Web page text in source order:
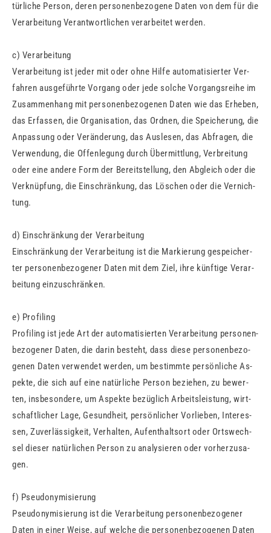
tür­li­che Per­son, deren per­so­nen­be­zo­ge­ne Daten von dem für die
Ver­ar­bei­tung Ver­ant­wort­li­chen ver­ar­bei­tet wer­den.
c) Ver­ar­bei­tung
Ver­ar­bei­tung ist jeder mit oder ohne Hilfe au­to­ma­ti­sier­ter Ver­
fah­ren aus­ge­führ­te Vor­gang oder jede sol­che Vor­gangs­rei­he im
Zu­sam­men­hang mit per­so­nen­be­zo­ge­nen Daten wie das Er­he­ben,
das Er­fas­sen, die Or­ga­ni­sa­ti­on, das Ord­nen, die Spei­che­rung, die
An­pas­sung oder Ver­än­de­rung, das Aus­le­sen, das Ab­fra­gen, die
Ver­wen­dung, die Of­fen­le­gung durch Über­mitt­lung, Ver­brei­tung
oder eine an­de­re Form der Be­reit­stel­lung, den Ab­gleich oder die
Ver­knüp­fung, die Ein­schrän­kung, das Lö­schen oder die Ver­nich­
tung.
d) Ein­schrän­kung der Ver­ar­bei­tung
Ein­schrän­kung der Ver­ar­bei­tung ist die Mar­kie­rung ge­spei­cher­
ter per­so­nen­be­zo­ge­ner Daten mit dem Ziel, ihre künf­ti­ge Ver­ar­
bei­tung ein­zu­schrän­ken.
e) Pro­filing
Pro­filing ist jede Art der au­to­ma­ti­sier­ten Ver­ar­bei­tung per­so­nen­
be­zo­ge­ner Daten, die darin be­steht, dass diese per­so­nen­be­zo­
ge­nen Daten ver­wen­det wer­den, um be­stimm­te per­sön­li­che As­
pek­te, die sich auf eine na­tür­li­che Per­son be­zie­hen, zu be­wer­
ten, ins­be­son­de­re, um As­pek­te be­züg­lich Ar­beits­leis­tung, wirt­
schaft­li­cher Lage, Ge­sund­heit, per­sön­li­cher Vor­lie­ben, In­ter­es­
sen, Zu­ver­läs­sig­keit, Ver­hal­ten, Auf­ent­halts­ort oder Orts­wech­
sel die­ser na­tür­li­chen Per­son zu ana­ly­sie­ren oder vor­her­zu­sa­
gen.
f) Pseud­ony­mi­sie­rung
Pseud­ony­mi­sie­rung ist die Ver­ar­bei­tung per­so­nen­be­zo­ge­ner
Daten in einer Weise, auf wel­che die per­so­nen­be­zo­ge­nen Daten